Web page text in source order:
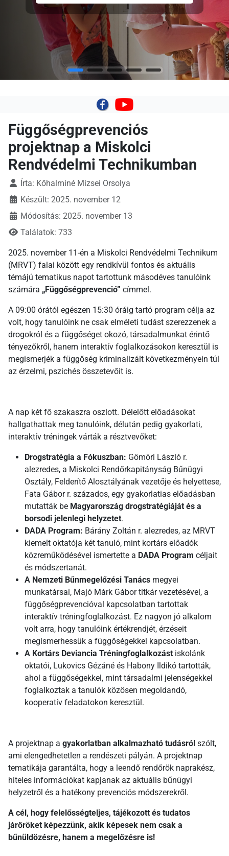
Függőségprevenciós
projektnap a Miskolci
Rendvédelmi Technikumban
Írta: Kőhalminé Mizsei Orsolya
Készült: 2025. november 12
Módosítás: 2025. november 13
Találatok: 733
2025. november 11-én a Miskolci Rendvédelmi Technikum
(MRVT) falai között egy rendkívül fontos és aktuális
témájú tematikus napot tartottunk másodéves tanulóink
számára „Függőségprevenció” címmel.
A 09:00 órától egészen 15:30 óráig tartó program célja az
volt, hogy tanulóink ne csak elméleti tudást szerezzenek a
drogokról és a függőséget okozó, társadalmunkat érintő
tényezőkről, hanem interaktív foglalkozásokon keresztül is
megismerjék a függőség kriminalizált következményein túl
az érzelmi, pszichés összetevőit is.
A nap két fő szakaszra oszlott. Délelőtt előadásokat
hallgathattak meg tanulóink, délután pedig gyakorlati,
interaktív tréningek várták a résztvevőket:
Drogstratégia a Fókuszban: Gömöri László r.
alezredes, a Miskolci Rendőrkapitányság Bűnügyi
Osztály, Felderítő Alosztályának vezetője és helyettese,
Fata Gábor r. százados, egy gyakorlatias előadásban
mutatták be Magyarország drogstratégiáját és a
borsodi jelenlegi helyzetet.
DADA Program: Bárány Zoltán r. alezredes, az MRVT
kiemelt oktatója két tanuló, mint kortárs előadók
közreműködésével ismertette a DADA Program céljait
és módszertanát.
A Nemzeti Bűnmegelőzési Tanács megyei
munkatársai, Majó Márk Gábor titkár vezetésével, a
függőségprevencióval kapcsolatban tartottak
interaktív tréningfoglalkozást. Ez nagyon jó alkalom
volt arra, hogy tanulóink értékrendjét, érzéseit
megismerhessük a függőségekkel kapcsolatban.
A Kortárs Deviancia Tréningfoglalkozást iskolánk
oktatói, Lukovics Gézáné és Habony Ildikó tartották,
ahol a függőségekkel, mint társadalmi jelenségekkel
foglalkoztak a tanulók közösen megoldandó,
kooperatív feladatokon keresztül.
A projektnap a gyakorlatban alkalmazható tudásról szólt,
ami elengedhetetlen a rendészeti pályán. A projektnap
tematikája garantálta, hogy a leendő rendőrök naprakész,
hiteles információkat kapjanak az aktuális bűnügyi
helyzetről és a hatékony prevenciós módszerekről.
A cél, hogy felelősségteljes, tájékozott és tudatos
járőröket képezzünk, akik képesek nem csak a
bűnüldözésre, hanem a megelőzésre is!